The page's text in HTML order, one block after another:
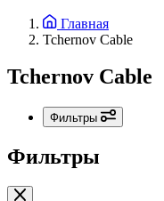
Главная
Tchernov Cable
Tchernov Cable
Фильтры
Фильтры